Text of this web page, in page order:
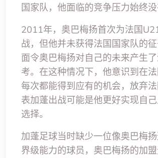
国家队，他面临的竞争压力始终没
2011年，奥巴梅扬首次为法国
战，但他并未获得法国国家队的
面令奥巴梅扬对自己的未来产生
考。在这种情况下，他意识到在
每次都能得到应有的机会，放弃
表加蓬出战可能是他更好实现自
选择。
加蓬足球当时缺少一位像奥巴梅
界级能力的球员，奥巴梅扬的加